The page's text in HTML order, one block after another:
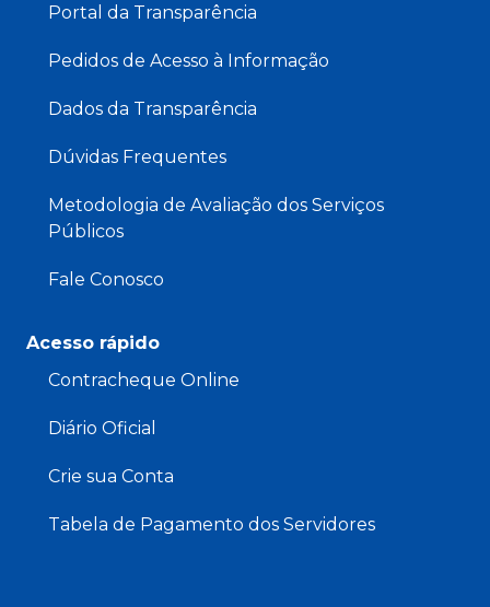
Portal da Transparência
Pedidos de Acesso à Informação
Dados da Transparência
Dúvidas Frequentes
Metodologia de Avaliação dos Serviços
Públicos
Fale Conosco
Acesso rápido
Contracheque Online
Diário Oficial
Crie sua Conta
Tabela de Pagamento dos Servidores